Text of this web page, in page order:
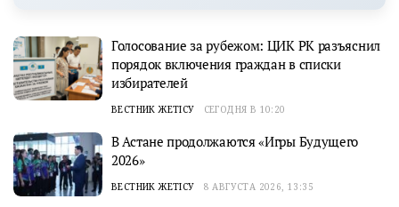
Голосование за рубежом: ЦИК РК разъяснил
порядок включения граждан в списки
избирателей
ВЕСТНИК ЖЕТІСУ СЕГОДНЯ В 10:20
В Астане продолжаются «Игры Будущего
2026»
ВЕСТНИК ЖЕТІСУ 8 АВГУСТА 2026, 13:35